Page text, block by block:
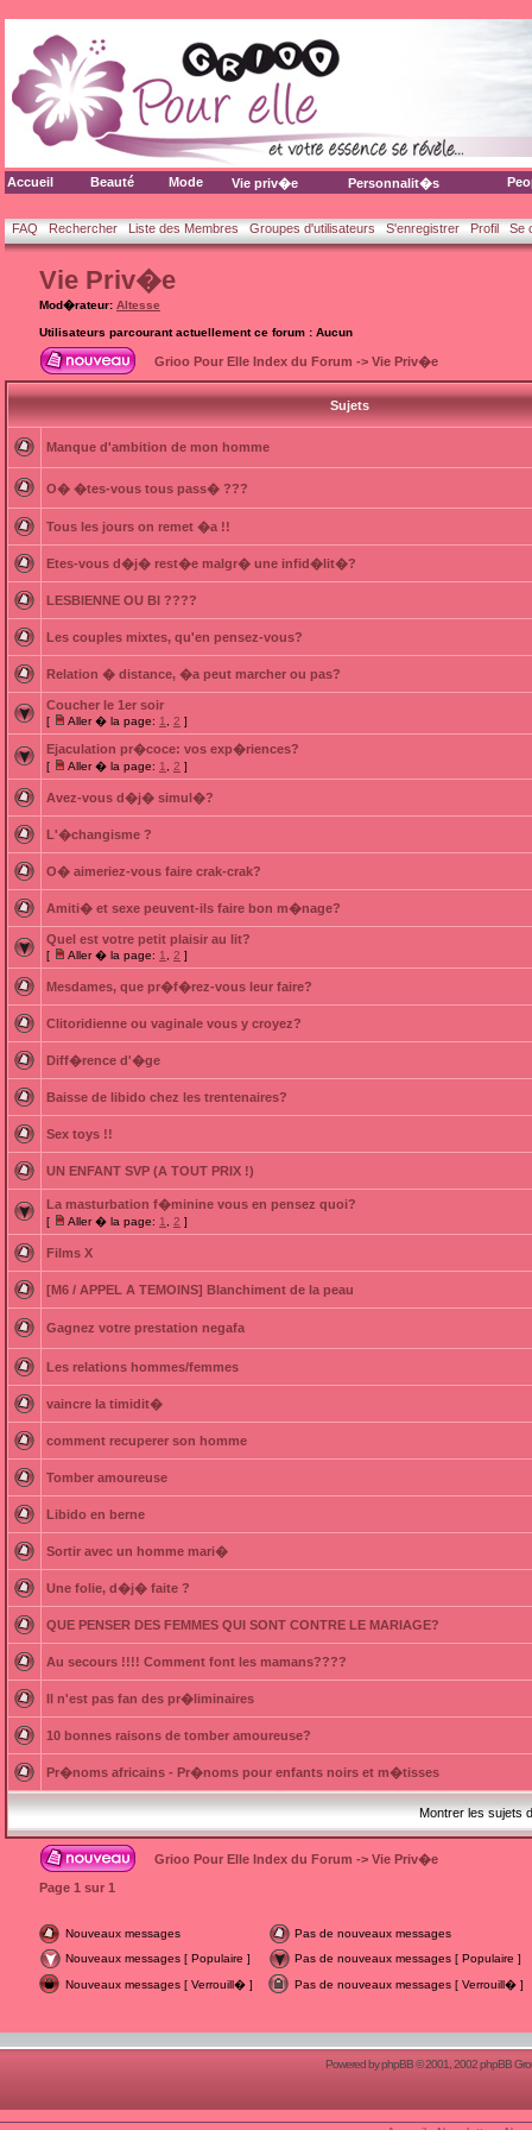
Accueil Beauté Mode Vie priv�e Personnalit�s
FAQ Rechercher Liste des Membres Groupes d'utilisateurs S'enregistrer Profil Se
Vie Priv�e
Mod�rateur: Altesse
Utilisateurs parcourant actuellement ce forum : Aucun
Grioo Pour Elle Index du Forum -> Vie Priv�e
Sujets
Manque d'ambition de mon homme
O� �tes-vous tous pass� ???
Tous les jours on remet �a !!
Etes-vous d�j� rest�e malgr� une infid�lit�?
LESBIENNE OU BI ????
Les couples mixtes, qu'en pensez-vous?
Relation � distance, �a peut marcher ou pas?
Coucher le 1er soir
[ Aller � la page: 1 2 ]
Ejaculation pr�coce: vos exp�riences?
[ Aller � la page: 1 2 ]
Avez-vous d�j� simul�?
L'�changisme ?
O� aimeriez-vous faire crak-crak?
Amiti� et sexe peuvent-ils faire bon m�nage?
Quel est votre petit plaisir au lit?
[ Aller � la page: 1 2 ]
Mesdames, que pr�f�rez-vous leur faire?
Clitoridienne ou vaginale vous y croyez?
Diff�rence d'�ge
Baisse de libido chez les trentenaires?
Sex toys !!
UN ENFANT SVP (A TOUT PRIX !)
La masturbation f�minine vous en pensez quoi?
[ Aller � la page: 1 2 ]
Films X
[M6 / APPEL A TEMOINS] Blanchiment de la peau
Gagnez votre prestation negafa
Les relations hommes/femmes
vaincre la timidit�
comment recuperer son homme
Tomber amoureuse
Libido en berne
Sortir avec un homme mari�
Une folie, d�j� faite ?
QUE PENSER DES FEMMES QUI SONT CONTRE LE MARIAGE?
Au secours !!!! Comment font les mamans????
Il n'est pas fan des pr�liminaires
10 bonnes raisons de tomber amoureuse?
Pr�noms africains - Pr�noms pour enfants noirs et m�tisses
Montrer les sujets
Grioo Pour Elle Index du Forum -> Vie Priv�e
Page 1 sur 1
Nouveaux messages
Pas de nouveaux messages
Nouveaux messages [ Populaire ]
Pas de nouveaux messages [ Populaire ]
Nouveaux messages [ Verrouill� ]
Pas de nouveaux messages [ Verrouill� ]
Powered byphpBB© 2001, 2002 phpBB